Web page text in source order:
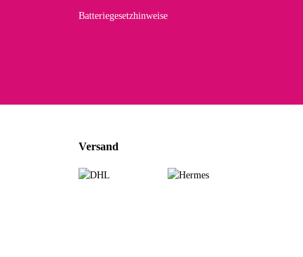
Batteriegesetzhinweise
Versand